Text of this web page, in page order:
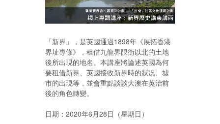
「新界」，是英國通過1898年《展拓香港
界址專條》，租借九龍界限街以北的土地
後所出現的地名。本講座將論述英國為何
要租借新界、英國接收新界時的狀况、墟
市的出現等，並會重點談談大澳在英治前
後的角色轉變。
日期：2020年6月28日（星期日）